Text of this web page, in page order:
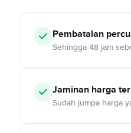
Pembatalan
Sehingga 48 jam
Jaminan harga
Sudah jumpa harga